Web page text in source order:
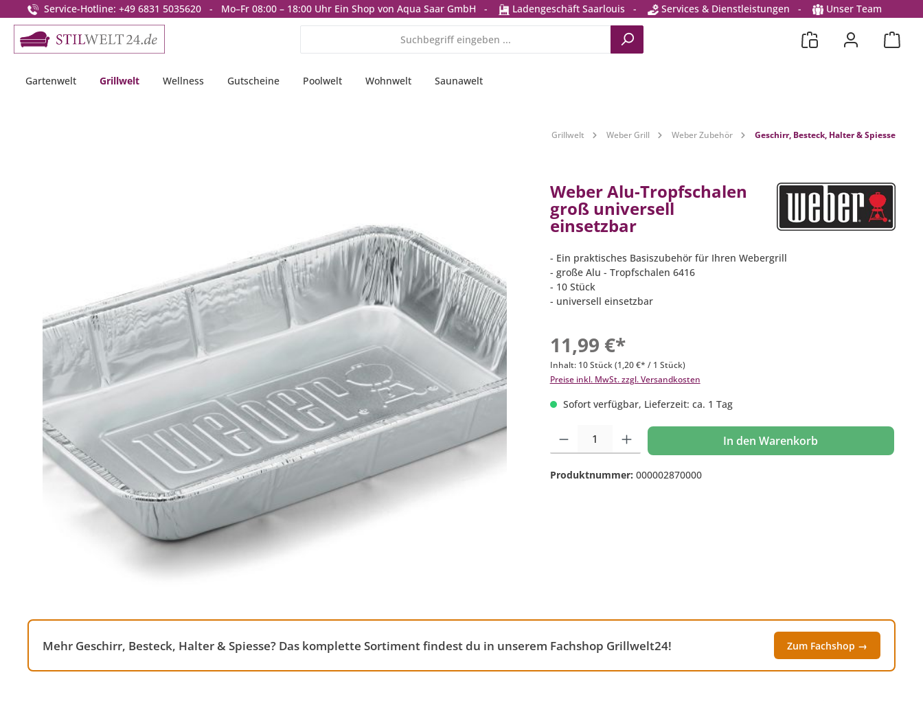
Zur Hauptnavigation springen
Service-Hotline: +49 6831 5035620 - Mo–Fr 08:00 – 18:00 Uhr Ein Shop von Aqua Saar GmbH - Ladengeschäft Saarlouis - Services & Dienstleistungen - Unser Team
Gartenwelt Grillwelt Wellness Gutscheine Poolwelt Wohnwelt Saunawelt
Grillwelt Weber Grill Weber Zubehör Geschirr, Besteck, Halter & Spiesse
Weber Alu-Tropfschalen
groß universell
einsetzbar
- Ein praktisches Basiszubehör für Ihren Webergrill
- große Alu - Tropfschalen 6416
- 10 Stück
- universell einsetzbar
11,99 €*
Inhalt: 10 Stück(1,20 €* / 1 Stück)
Preise inkl. MwSt. zzgl. Versandkosten
Sofort verfügbar, Lieferzeit: ca. 1 Tag
Produkt Anzahl: Gib den gewünschten Wert ein oder benutze die Schaltflächen um die
In den Warenkorb
Produktnummer: 000002870000
Mehr Geschirr, Besteck, Halter & Spiesse? Das komplette Sortiment findest du in unserem Fachshop Grillwelt24! Zum Fachshop →